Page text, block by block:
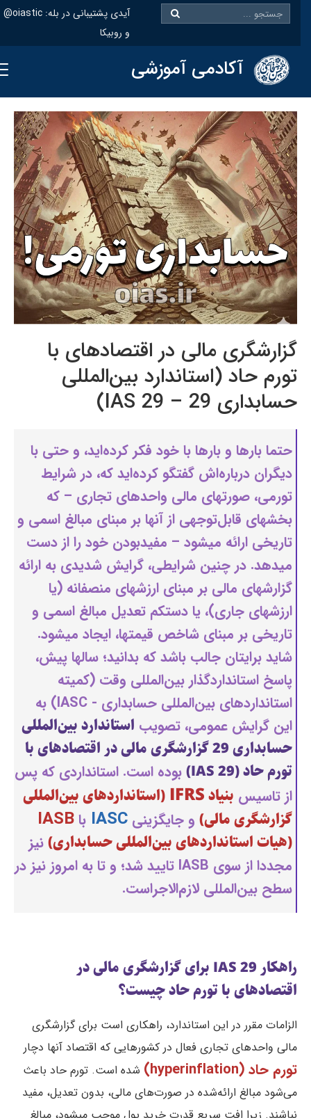
@oiastic :آیدی پشتیبانی در بله
و روبیکا
آکادمی آموزشی
گزارشگری مالی در اقتصادهای با
تورم حاد (استاندارد بین‌المللی
حسابداری 29 – IAS 29)
حتما بارها و بارها با خود فکر کرده‌اید، و حتی با
دیگران درباره‌اش گفتگو کرده‌اید که، در شرایط
تورمی، صورتهای مالی واحدهای تجاری – که
بخشهای قابل‌توجهی از آنها بر مبنای مبالغ اسمی و
تاریخی ارائه میشود – مفیدبودن خود را از دست
میدهد. در چنین شرایطی، گرایش شدیدی به ارائه
گزارشهای مالی بر مبنای ارزشهای منصفانه (یا
ارزشهای جاری)، یا دستکم تعدیل مبالغ اسمی و
تاریخی بر مبنای شاخص قیمتها، ایجاد میشود.
شاید برایتان جالب باشد که بدانید؛ سالها پیش،
پاسخ استانداردگذار بین‌المللی وقت (کمیته
استانداردهای بین‌المللی حسابداری - IASC) به
این گرایش عمومی، تصویباستاندارد بین‌المللی
حسابداری 29 گزارشگری مالی در اقتصادهای با
تورم حاد (IAS 29)
بوده است. استانداردی که پس
از تاسیسبنیادIFRS (استانداردهای بین‌المللی
گزارشگری مالی)و جایگزینیIASC باIASB
(هیات استانداردهای بین‌المللی حسابداری)نیز
مجددا از سوی IASB تایید شد؛ و تا به امروز نیز در
سطح بین‌المللی لازم‌الاجراست.
راهکار IAS 29 برای گزارشگری مالی در
اقتصادهای با تورم حاد چیست؟
الزامات مقرر در این استاندارد، راهکاری است برای گزارشگری
مالی واحدهای تجاری فعال در کشورهایی که اقتصاد آنها دچار
تورم حاد (hyperinflation)
شده است. تورم حاد باعث
می‌شود مبالغ ارائه‌شده در صورت‌های مالی، بدون تعدیل، مفید